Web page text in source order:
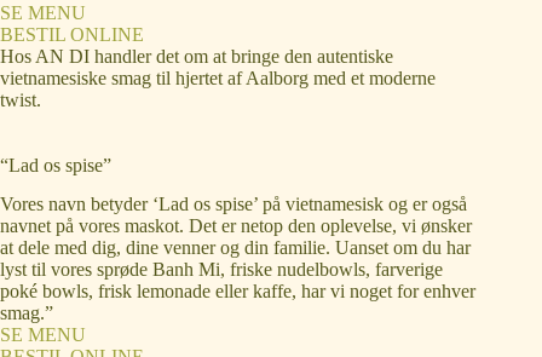
SE MENU
BESTIL ONLINE
Hos AN DI handler det om at bringe den autentiske
vietnamesiske smag til hjertet af Aalborg med et moderne
twist.
“Lad os spise”
Vores navn betyder ‘Lad os spise’ på vietnamesisk og er også
navnet på vores maskot. Det er netop den oplevelse, vi ønsker
at dele med dig, dine venner og din familie. Uanset om du har
lyst til vores sprøde Banh Mi, friske nudelbowls, farverige
poké bowls, frisk lemonade eller kaffe, har vi noget for enhver
smag.”
SE MENU